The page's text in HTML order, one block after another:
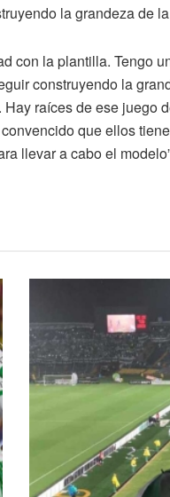
la grandeza de
con la plantilla. Tengo
construyendo la
raíces de ese juego
que ellos
llevar a cabo el